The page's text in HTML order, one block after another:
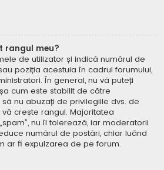
rangul meu?
de utilizator și indică numărul de
poziția acestuia în cadrul forumului,
În general, nu vă puteți
cum este stabilit de către
nu abuzați de privilegiile dvs. de
crește rangul. Majoritatea
nu îl tolerează, iar moderatorii
numărul de postări, chiar luând
ar fi expulzarea de pe forum.